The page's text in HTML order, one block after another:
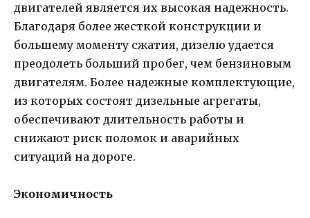
двигателей является их высокая надежность.
Благодаря более жесткой конструкции и
большему моменту сжатия, дизелю удается
преодолеть больший пробег, чем бензиновым
двигателям. Более надежные комплектующие,
из которых состоят дизельные агрегаты,
обеспечивают длительность работы и
снижают риск поломок и аварийных
ситуаций на дороге.
Экономичность